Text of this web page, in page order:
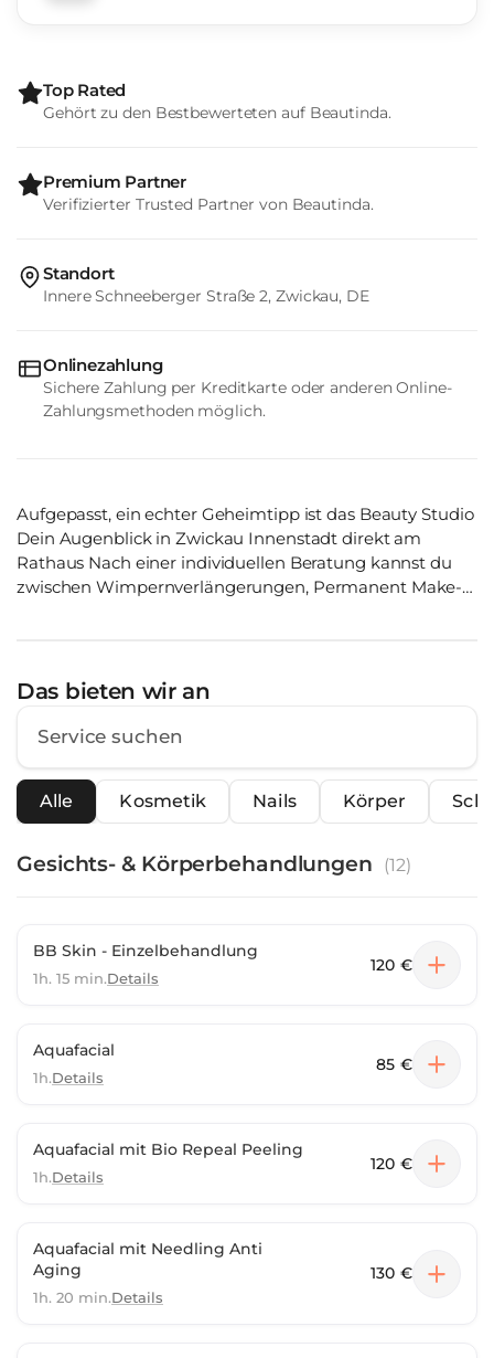
Top Rated
Gehört zu den Bestbewerteten auf Beautinda.
Premium Partner
Verifizierter Trusted Partner von Beautinda.
Standort
Innere Schneeberger Straße 2, Zwickau, DE
Onlinezahlung
Sichere Zahlung per Kreditkarte oder anderen Online-
Zahlungsmethoden möglich.
Aufgepasst, ein echter Geheimtipp ist das Beauty Studio
Dein Augenblick in Zwickau Innenstadt direkt am
Rathaus Nach einer individuellen Beratung kannst du
zwischen Wimpernverlängerungen, Permanent Make-
Weiterbildung verfügt das Team über ein
hochwertige Produkte und die neuesten Methoden
Darüberhinaus bieten sie in Kooperation mit der Firma
Miss Lashes Schulungen an. Schulungen für Permanent
Make up & Wimpernverlängerung / Lifting Was uns an
dem Salon gefällt: - Atmosphäre: Das moderne
Innendesign macht den Salon zu einer echten Beauty
Permanent Make-up. - Extras: Gearbeitet wird mit
tierversuchsfreien Produkten.
Das bieten wir an
Alle Kosmetik Nails Körper
Gesichts- & Körperbehandlungen (12)
BB Skin - Einzelbehandlung
1h. 15 min.Details
120 €
Aquafacial
1h.Details
85 €
Aquafacial mit Bio Repeal Peeling
1h.Details
120 €
Aquafacial mit Needling Anti
Aging
1h. 20 min.Details
130 €